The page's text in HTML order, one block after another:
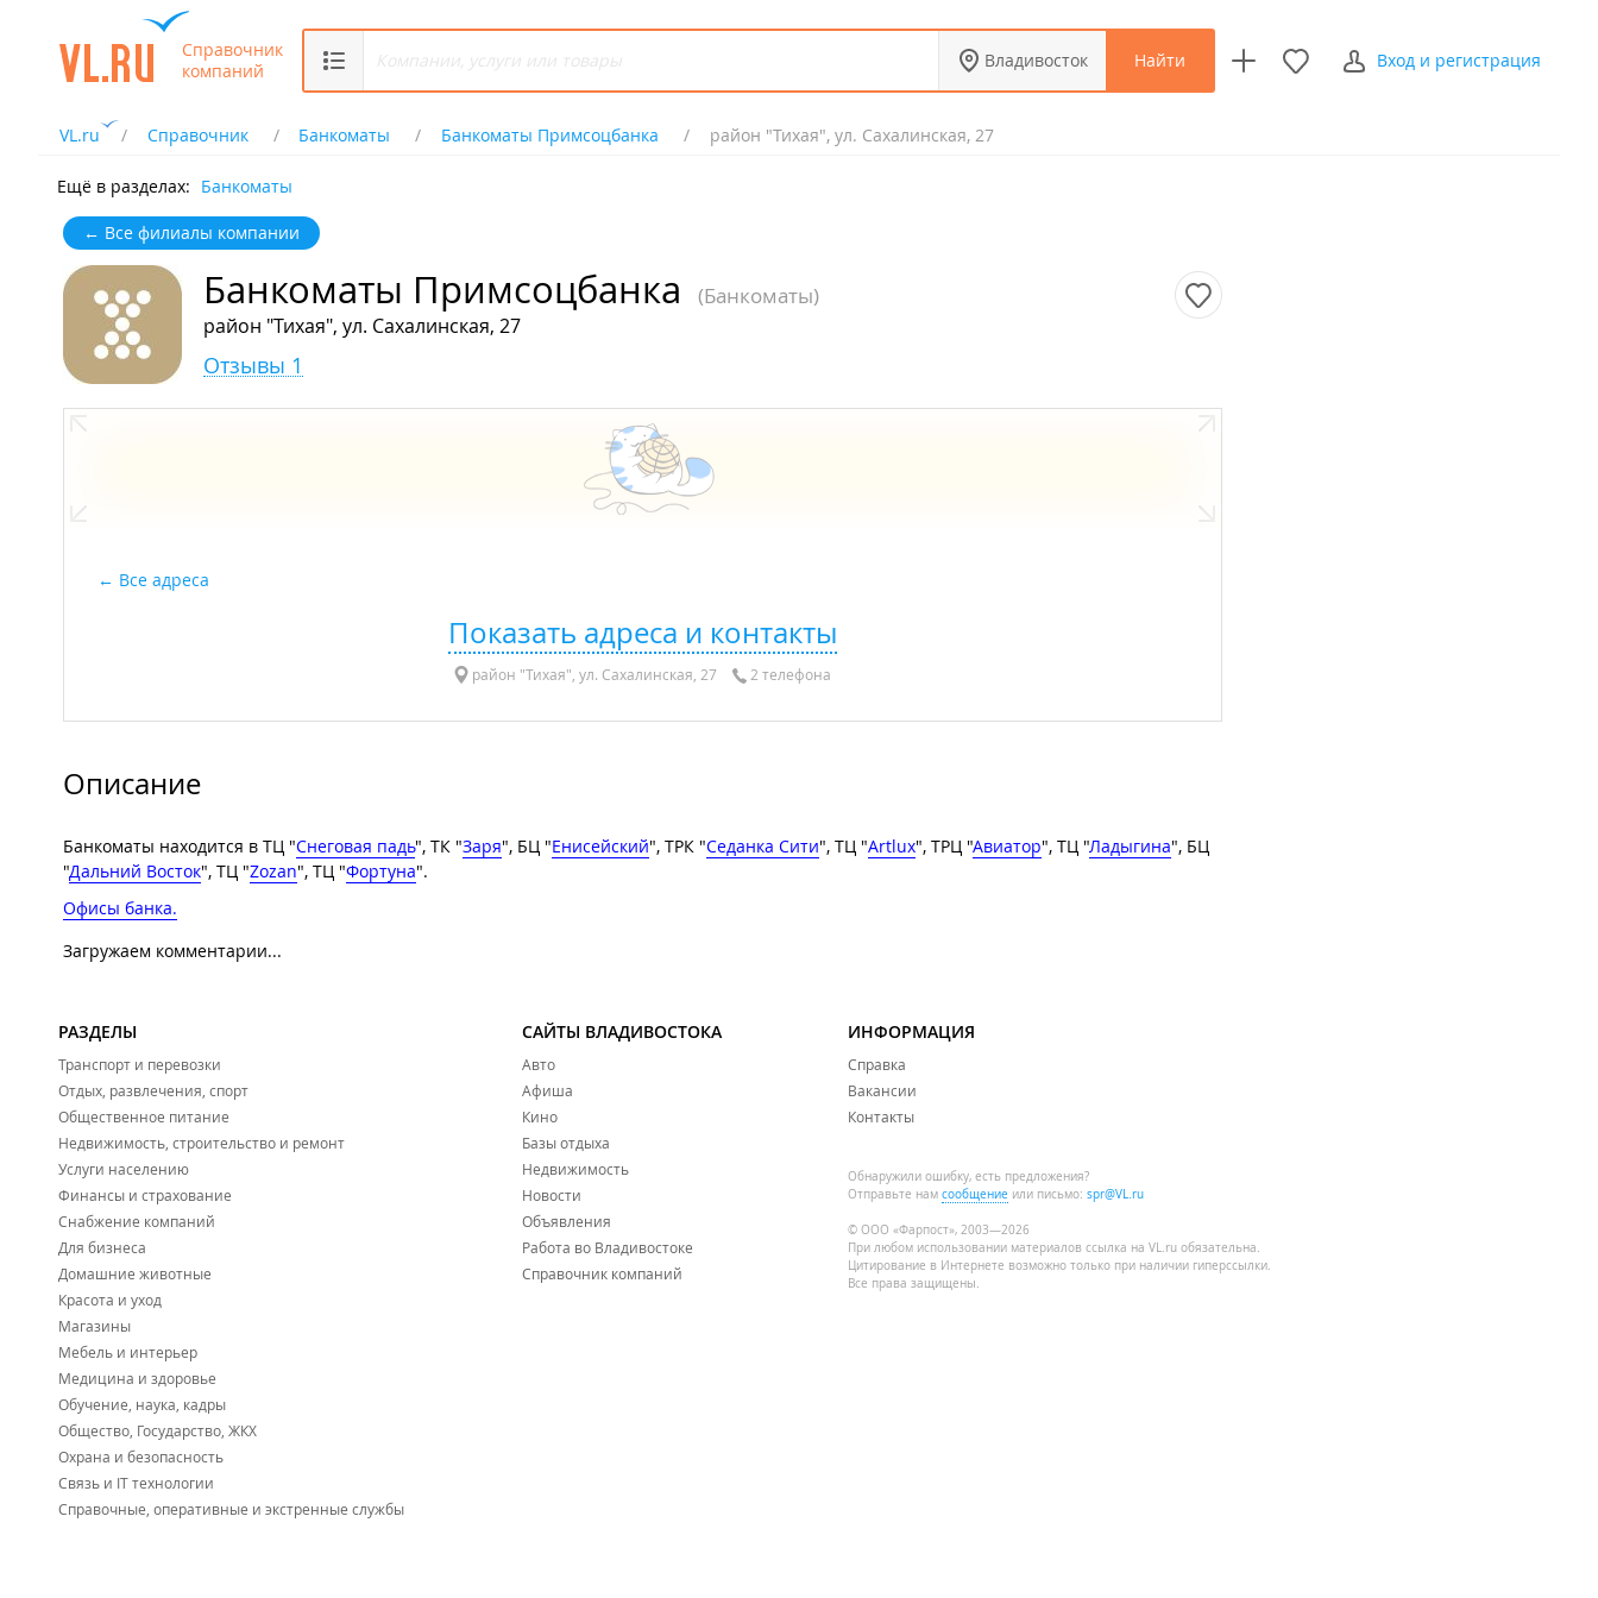
Справочник
компаний
Владивосток Найти Вход и регистрация
VL.ru Справочник Банкоматы Банкоматы Примсоцбанка район "Тихая", ул. Сахалинская, 27
Ещё в разделах: Банкоматы
← Все филиалы компании
Банкоматы Примсоцбанка (Банкоматы)
район "Тихая", ул. Сахалинская, 27
Отзывы 1
Все адреса
Показать адреса и контакты
район "Тихая", ул. Сахалинская, 27 2 телефона
Описание
Банкоматы находится в ТЦ "Снеговая падь", ТК "Заря", БЦ "Енисейский", ТРК "Седанка Сити", ТЦ "Artlux", ТРЦ "Авиатор", ТЦ "Ладыгина", БЦ
"Дальний Восток", ТЦ "Zozan", ТЦ "Фортуна".
Офисы банка.
Загружаем комментарии...
РАЗДЕЛЫ
Транспорт и перевозки
Отдых, развлечения, спорт
Общественное питание
Недвижимость, строительство и ремонт
Услуги населению
Финансы и страхование
Снабжение компаний
Для бизнеса
Домашние животные
Красота и уход
Магазины
Мебель и интерьер
Медицина и здоровье
Обучение, наука, кадры
Общество, Государство, ЖКХ
Охрана и безопасность
Связь и IT технологии
Справочные, оперативные и экстренные службы
САЙТЫ ВЛАДИВОСТОКА
Авто
Афиша
Кино
Базы отдыха
Недвижимость
Новости
Объявления
Работа во Владивостоке
Справочник компаний
ИНФОРМАЦИЯ
Справка
Вакансии
Контакты
Обнаружили ошибку, есть предложения?
Отправьте нам сообщение или письмо: spr@VL.ru
© ООО «Фарпост», 2003—2026
При любом использовании материалов ссылка на VL.ru обязательна.
Цитирование в Интернете возможно только при наличии гиперссылки.
Все права защищены.